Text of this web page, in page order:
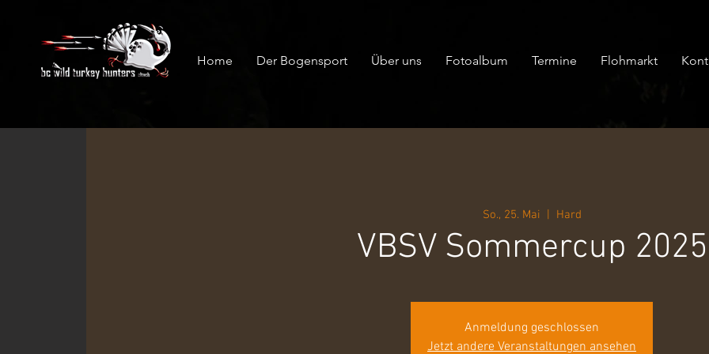
Home Der Bogensport Über uns Fotoalbum Termine Flohmarkt
So., 25. Mai Hard
VBSV Sommercup 2025
Anmeldung geschlossen
Jetzt andere Veranstaltungen ansehen